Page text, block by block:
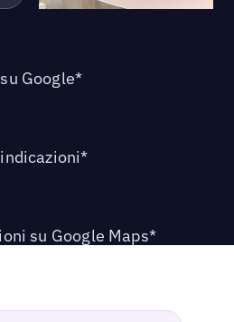
Google*
su Google Maps*